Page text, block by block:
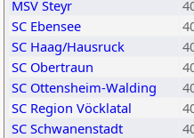
MSV Steyr
SC Ebensee
SC Haag/Hausruck
SC Obertraun
SC Ottensheim-Walding
SC Region Vöcklatal
SC Schwanenstadt